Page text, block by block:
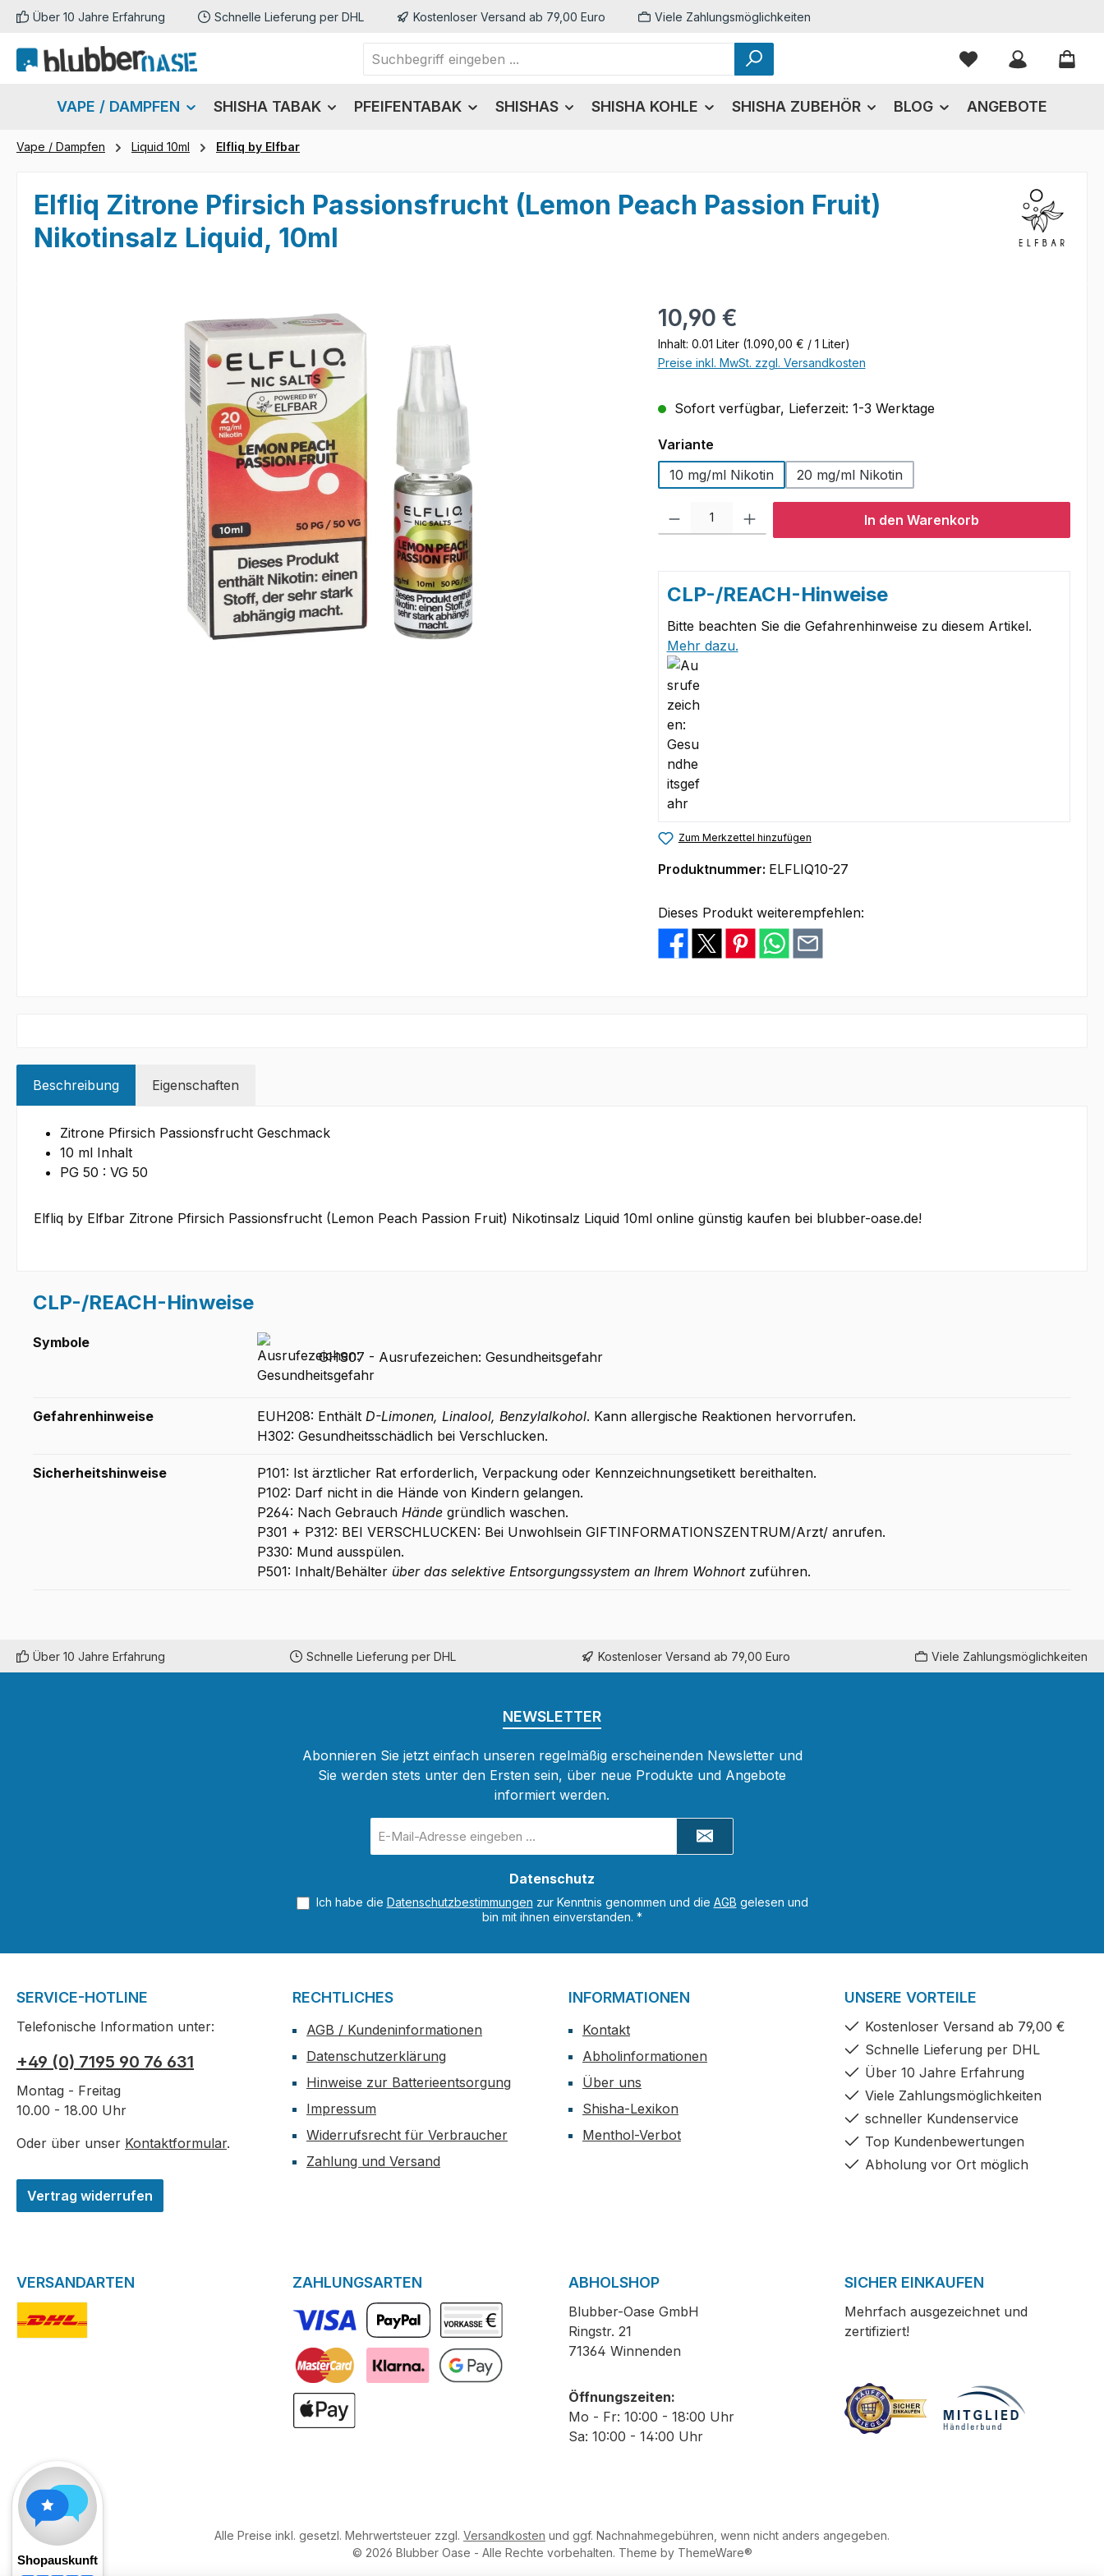
Hauptinhalt springen
Zur Suche springen
Zur Hauptnavigation springen
Über 10 Jahre Erfahrung Schnelle Lieferung per DHL Kostenloser Versand ab 79,00 Euro Viele Zahlungsmöglichkeiten
Du hast 0
VAPE / DAMPFEN SHISHA TABAK PFEIFENTABAK SHISHAS SHISHA KOHLE SHISHA ZUBEHÖR BLOG ANGEBOTE
Vape / Dampfen Liquid 10ml Elfliq by Elfbar
Elfliq Zitrone Pfirsich Passionsfrucht (Lemon Peach Passion Fruit)
Nikotinsalz Liquid, 10ml
Regulärer Preis:
10,90 €
Inhalt: 0.01 Liter (1.090,00 € / 1 Liter)
Preise inkl. MwSt. zzgl. Versandkosten
Sofort verfügbar, Lieferzeit: 1-3 Werktage
Varianteauswählen
10 mg/ml Nikotin
20 mg/ml Nikotin
Produkt Anzahl: Gib den gewünschten Wert ein oder benutze die Schaltflächen
In den Warenkorb
CLP-/REACH-Hinweise
Bitte beachten Sie die Gefahrenhinweise zu diesem Artikel.
Mehr dazu.
Zum Merkzettel hinzufügen
Produktnummer: ELFLIQ10-27
Dieses Produkt weiterempfehlen:
Beschreibung Eigenschaften
Zitrone Pfirsich Passionsfrucht Geschmack
10 ml Inhalt
PG 50 : VG 50
Elfliq by Elfbar Zitrone Pfirsich Passionsfrucht (Lemon Peach Passion Fruit) Nikotinsalz Liquid 10ml online günstig kaufen bei blubber-oase.de!
CLP-/REACH-Hinweise
Symbole
GHS07 - Ausrufezeichen: Gesundheitsgefahr
Gefahrenhinweise EUH208: Enthält D-Limonen, Linalool, Benzylalkohol. Kann allergische Reaktionen hervorrufen.
H302: Gesundheitsschädlich bei Verschlucken.
Sicherheitshinweise
P101: Ist ärztlicher Rat erforderlich, Verpackung oder Kennzeichnungsetikett bereithalten.
P102: Darf nicht in die Hände von Kindern gelangen.
P264: Nach Gebrauch Händegründlich waschen.
P301 + P312: BEI VERSCHLUCKEN: Bei Unwohlsein GIFTINFORMATIONSZENTRUM/Arzt/ anrufen.
P330: Mund ausspülen.
P501: Inhalt/Behälter über das selektive Entsorgungssystem an Ihrem Wohnortzuführen.
Über 10 Jahre Erfahrung Schnelle Lieferung per DHL Kostenloser Versand ab 79,00 Euro Viele Zahlungsmöglichkeiten
NEWSLETTER
Abonnieren Sie jetzt einfach unseren regelmäßig erscheinenden Newsletter und
Sie werden stets unter den Ersten sein, über neue Produkte und Angebote
informiert werden.
Mail-
Datenschutz
Ich habe die Datenschutzbestimmungen zur Kenntnis genommen und die AGB gelesen und
bin mit ihnen einverstanden. *
SERVICE-HOTLINE
Telefonische Information unter:
+49 (0) 7195 90 76 631
Montag - Freitag
10.00 - 18.00 Uhr
Oder über unser Kontaktformular.
Vertrag widerrufen
RECHTLICHES
AGB / Kundeninformationen
Datenschutzerklärung
Hinweise zur Batterieentsorgung
Impressum
Widerrufsrecht für Verbraucher
Zahlung und Versand
INFORMATIONEN
Kontakt
Abholinformationen
Über uns
Shisha-Lexikon
Menthol-Verbot
UNSERE VORTEILE
Kostenloser Versand ab 79,00 €
Schnelle Lieferung per DHL
Über 10 Jahre Erfahrung
Viele Zahlungsmöglichkeiten
schneller Kundenservice
Top Kundenbewertungen
Abholung vor Ort möglich
VERSANDARTEN ZAHLUNGSARTEN
Vorkasse
PayPal
Kreditkarte
VISA Logo
ABHOLSHOP
Blubber-Oase GmbH
Ringstr. 21
71364 Winnenden
Öffnungszeiten:
Mo - Fr: 10:00 - 18:00 Uhr
Sa: 10:00 - 14:00 Uhr
SICHER EINKAUFEN
Mehrfach ausgezeichnet und
zertifiziert!
Alle Preise inkl. gesetzl. Mehrwertsteuer zzgl. Versandkosten und ggf. Nachnahmegebühren, wenn nicht anders angegeben.
© 2026 Blubber Oase - Alle Rechte vorbehalten. Theme by ThemeWare®